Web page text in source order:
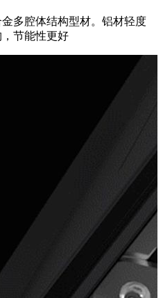
多腔体结构型材。铝材轻度
节能性更好